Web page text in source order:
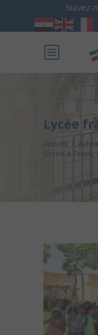
Suivez-
Lycée
Accueil /
Sortie à Family